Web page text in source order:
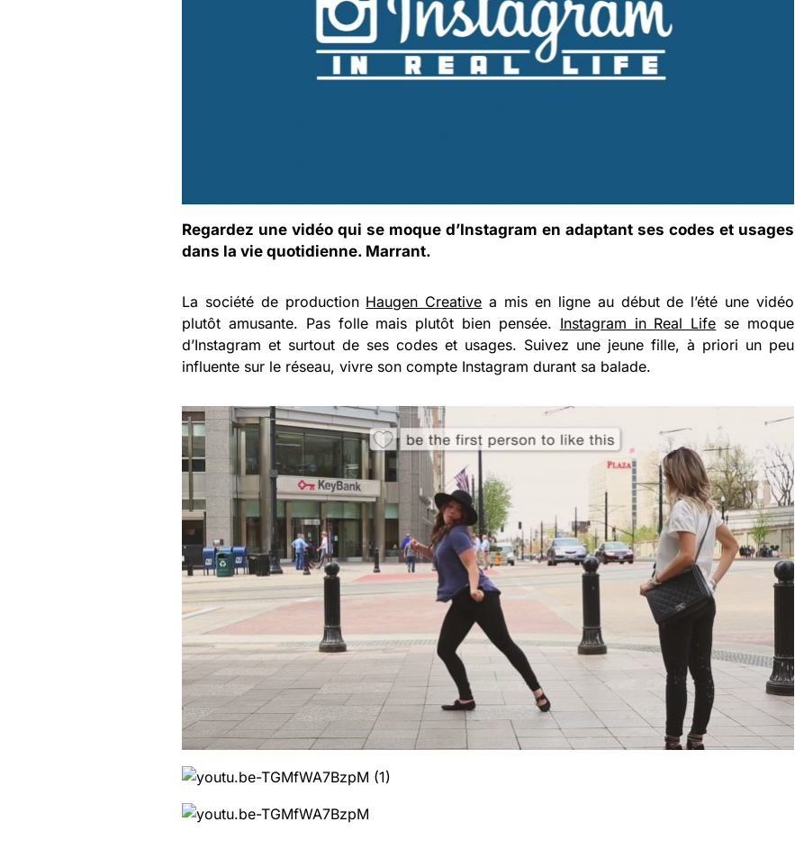
Regardez une vidéo qui se moque d’Instagram en adaptant ses codes et usages
dans la vie quotidienne. Marrant.
La société de production Haugen Creative a mis en ligne au début de l’été une vidéo
plutôt amusante. Pas folle mais plutôt bien pensée. Instagram in Real Life se moque
d’Instagram et surtout de ses codes et usages. Suivez une jeune fille, à priori un peu
influente sur le réseau, vivre son compte Instagram durant sa balade.